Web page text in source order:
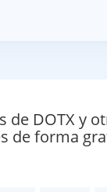
de DOTX y
de forma